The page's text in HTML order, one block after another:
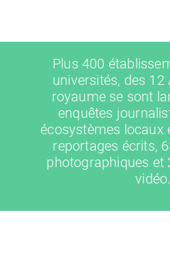
12 Mai
Exposition JRE à
Plus 400
universités, des 12
royaume se sont
enquêtes
écosystèmes locaux
reportages écrits,
photographiques et
vidéo.